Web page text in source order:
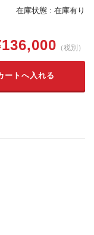
在庫状態 : 在庫有り
（税別）